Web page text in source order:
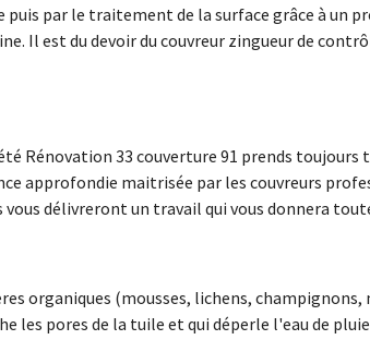
par le traitement de la surface grâce à un
Il est du devoir du couvreur zingueur de
Rénovation 33 couverture 91 prends toujours
approfondie maitrisée par les couvreurs
délivreront un travail qui vous donnera
organiques (mousses, lichens, champignons,
pores de la tuile et qui déperle l'eau de